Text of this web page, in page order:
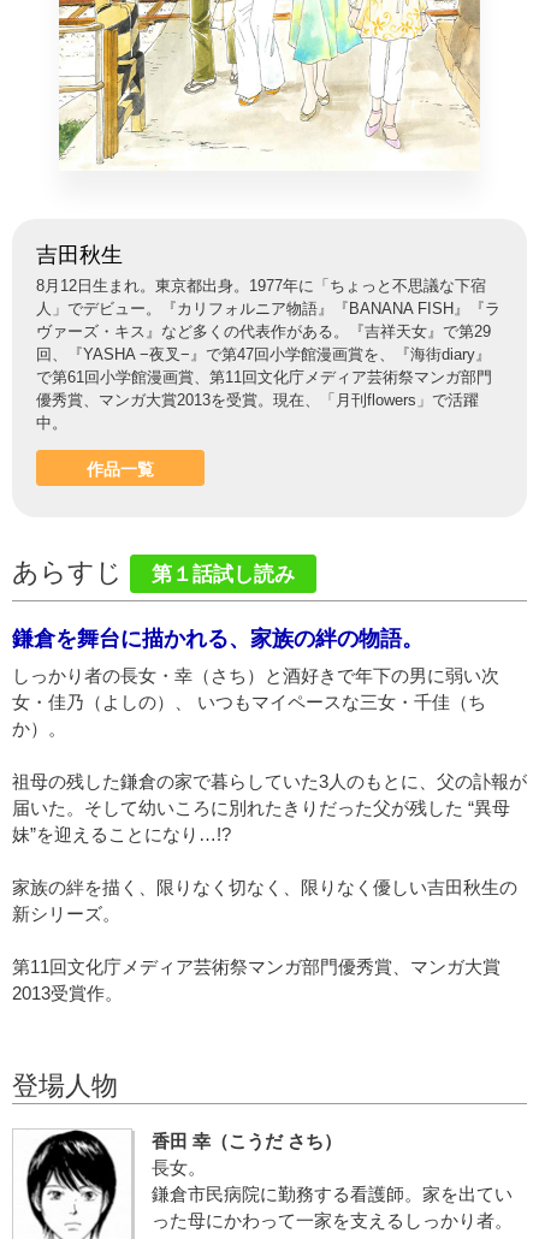
吉田秋生
8月12日生まれ。東京都出身。1977年に「ちょっと不思議な下宿
人」でデビュー。『カリフォルニア物語』『BANANA FISH』『ラ
ヴァーズ・キス』など多くの代表作がある。『吉祥天女』で第29
回、『YASHA −夜叉−』で第47回小学館漫画賞を、『海街diary』
で第61回小学館漫画賞、第11回文化庁メディア芸術祭マンガ部門
優秀賞、マンガ大賞2013を受賞。現在、「月刊flowers」で活躍
中。
作品一覧
あらすじ 第１話試し読み
鎌倉を舞台に描かれる、家族の絆の物語。
しっかり者の長女・幸（さち）と酒好きで年下の男に弱い次
女・佳乃（よしの）、 いつもマイペースな三女・千佳（ち
か）。
祖母の残した鎌倉の家で暮らしていた3人のもとに、父の訃報が
届いた。そして幼いころに別れたきりだった父が残した “異母
妹”を迎えることになり…!?
家族の絆を描く、限りなく切なく、限りなく優しい吉田秋生の
新シリーズ。
第11回文化庁メディア芸術祭マンガ部門優秀賞、マンガ大賞
2013受賞作。
登場人物
香田 幸（こうだ さち）
長女。
鎌倉市民病院に勤務する看護師。家を出てい
った母にかわって一家を支えるしっかり者。